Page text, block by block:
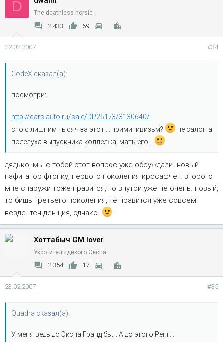
D The deathless horsie
2 433 69
22.02.2007 #34
CodeX сказал(а):
посмотри:
http://cars.auto.ru/sale/DP25173/3130640/
сто с лишним тысяч за этот.... примитивизьм?
не салон а
поделуха выпускника колледжа, мать его...
дядько, мы с тобой этот вопрос уже обсуждали. новый
нафигатор фтопку, первого поколения кросафчег. второго
мне снаружи тоже нравится, но внутри уже не очень. новый,
то бишь третьего поколения, не нравится уже совсем
везде. тен-ден-ция, однако.
Хоттабыч GM lover
Укротитель дикого Экспа
2 354 17
23.02.2007 #35
Quadra сказал(а):
У меня ведь до Экспа Гранд был. А до этого Ренг...